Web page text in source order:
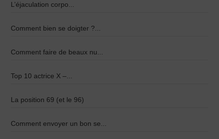
L’éjaculation corpo...
Comment bien se doigter ?...
Comment faire de beaux nu...
Top 10 actrice X –...
La position 69 (et le 96)
Comment envoyer un bon se...